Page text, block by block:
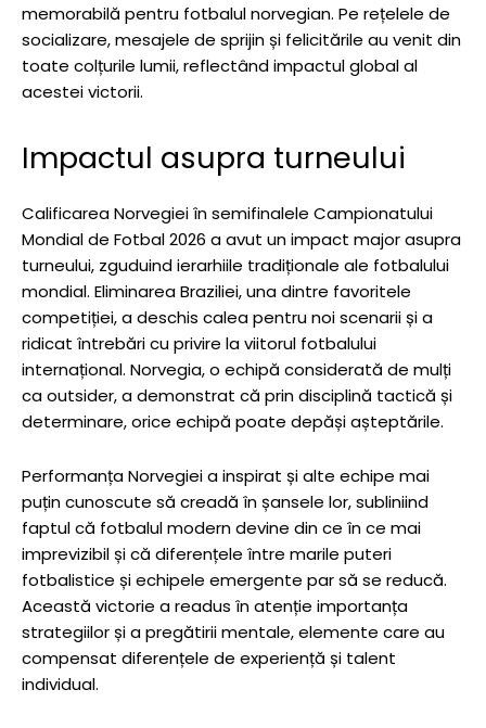
memorabilă pentru fotbalul norvegian. Pe rețelele de
socializare, mesajele de sprijin și felicitările au venit din
toate colțurile lumii, reflectând impactul global al
acestei victorii.
Impactul asupra turneului
Calificarea Norvegiei în semifinalele Campionatului
Mondial de Fotbal 2026 a avut un impact major asupra
turneului, zguduind ierarhiile tradiționale ale fotbalului
mondial. Eliminarea Braziliei, una dintre favoritele
competiției, a deschis calea pentru noi scenarii și a
ridicat întrebări cu privire la viitorul fotbalului
internațional. Norvegia, o echipă considerată de mulți
ca outsider, a demonstrat că prin disciplină tactică și
determinare, orice echipă poate depăși așteptările.
Performanța Norvegiei a inspirat și alte echipe mai
puțin cunoscute să creadă în șansele lor, subliniind
faptul că fotbalul modern devine din ce în ce mai
imprevizibil și că diferențele între marile puteri
fotbalistice și echipele emergente par să se reducă.
Această victorie a readus în atenție importanța
strategiilor și a pregătirii mentale, elemente care au
compensat diferențele de experiență și talent
individual.